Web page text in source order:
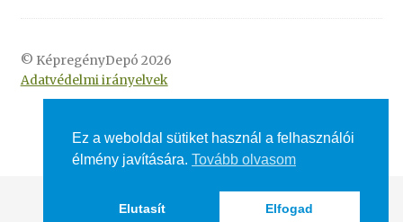
© KépregényDepó 2026
Adatvédelmi irányelvek
Ez a weboldal sütiket használ a felhasználói
élmény javítására. Tovább olvasom
Elutasít Elfogad